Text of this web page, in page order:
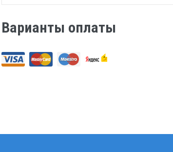
Варианты оплаты